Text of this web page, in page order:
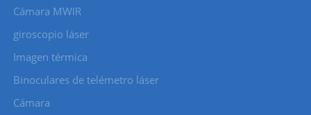
Cámara MWIR
giroscopio láser
Imagen térmica
Binoculares de telémetro láser
Cámara